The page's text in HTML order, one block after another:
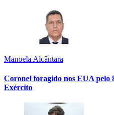
Manoela Alcântara
Coronel foragido nos EUA pelo
Exército